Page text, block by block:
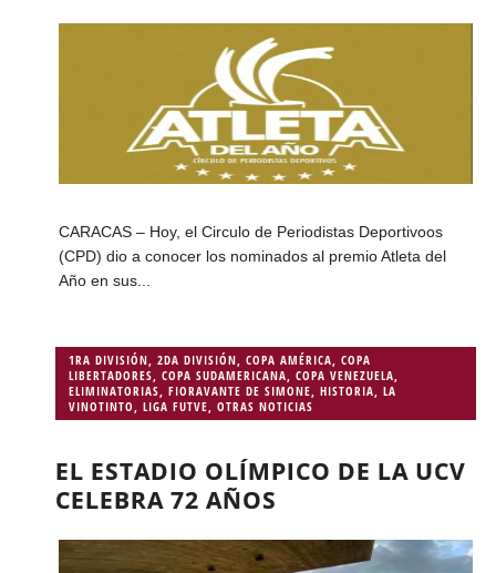
CARACAS – Hoy, el Circulo de Periodistas Deportivoos
(CPD) dio a conocer los nominados al premio Atleta del
Año en sus...
1RA DIVISIÓN 2DA DIVISIÓN COPA AMÉRICA COPA
LIBERTADORES COPA SUDAMERICANA COPA VENEZUELA
ELIMINATORIAS FIORAVANTE DE SIMONE HISTORIA LA
VINOTINTO
LIGA FUTVE OTRAS NOTICIAS
EL ESTADIO OLÍMPICO DE LA UCV
CELEBRA 72 AÑOS